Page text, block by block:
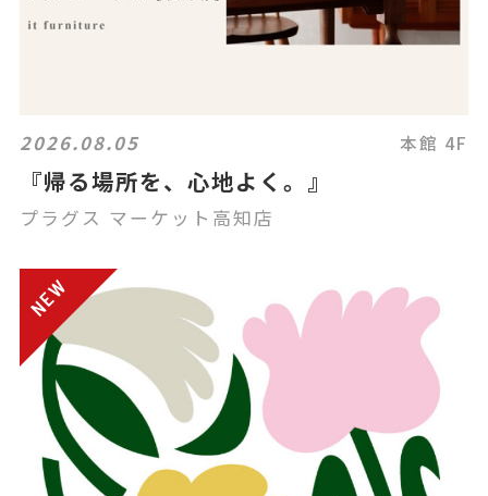
2026.08.05 本館 4F
『帰る場所を、心地よく。』
プラグス マーケット高知店